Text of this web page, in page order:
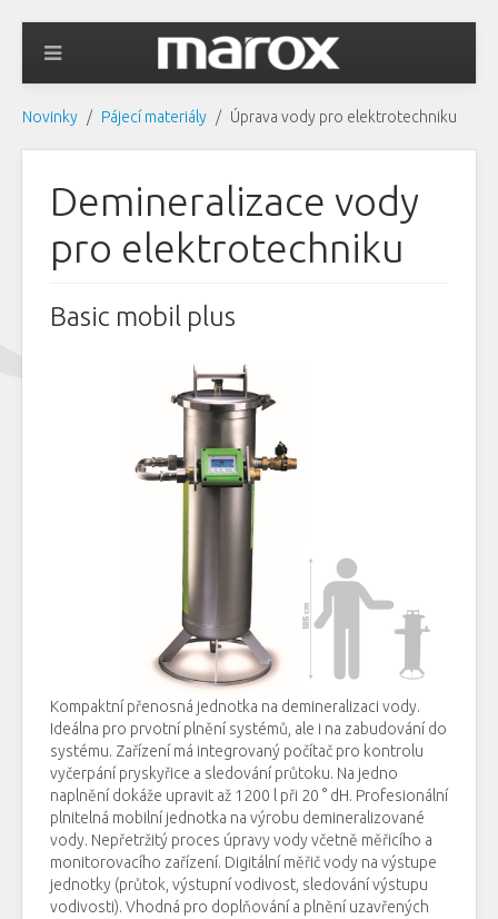
Novinky Pájecí materiály Úprava vody pro elektrotechniku
Demineralizace vody
pro elektrotechniku
Basic mobil plus
Kompaktní přenosná jednotka na demineralizaci vody.
Ideálna pro prvotní plnění systémů, ale i na zabudování do
systému. Zařízení má integrovaný počítač pro kontrolu
vyčerpání pryskyřice a sledování průtoku. Na jedno
naplnění dokáže upravit až 1200 l při 20 ° dH. Profesionální
plnitelná mobilní jednotka na výrobu demineralizované
vody. Nepřetržitý proces úpravy vody včetně měřicího a
monitorovacího zařízení. Digitální měřič vody na výstupe
jednotky (průtok, výstupní vodivost, sledování výstupu
vodivosti). Vhodná pro doplňování a plnění uzavřených